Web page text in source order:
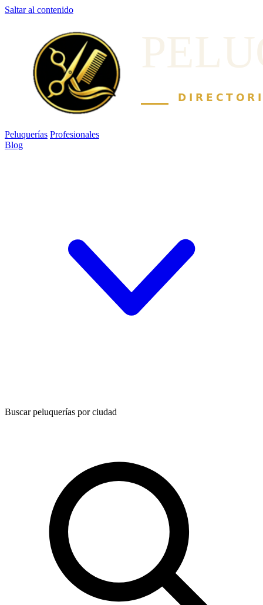
Saltar al contenido
Peluquerías Profesionales
Blog
Buscar peluquerías por ciudad